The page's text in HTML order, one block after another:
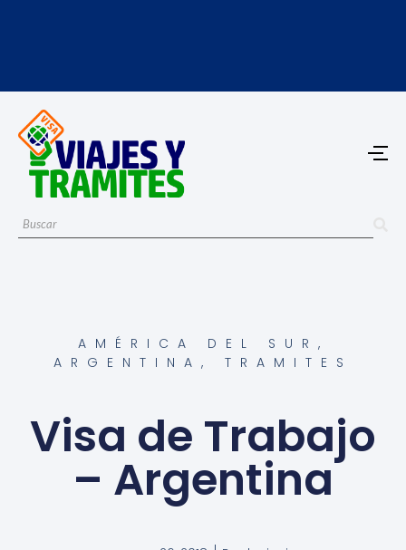
AMÉRICA DEL SUR ,
ARGENTINA , TRAMITES
Visa de Trabajo
– Argentina